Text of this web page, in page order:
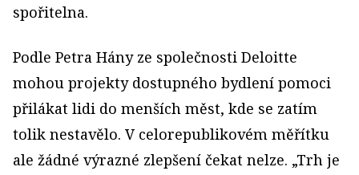
spořitelna.
Podle Petra Hány ze společnosti Deloitte
mohou projekty dostupného bydlení pomoci
přilákat lidi do menších měst, kde se zatím
tolik nestavělo. V celorepublikovém měřítku
ale žádné výrazné zlepšení čekat nelze. „Trh je